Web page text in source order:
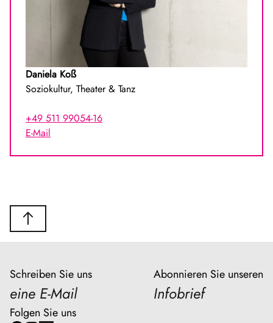
Daniela Koß
Soziokultur, Theater & Tanz
+49 511 99054-16
E-Mail
Schreiben Sie uns
eine E-Mail
Abonnieren Sie unseren
Infobrief
Folgen Sie uns